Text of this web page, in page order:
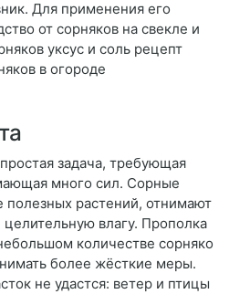
Для применения его
от сорняков на свекле и
уксус и соль рецепт
в огороде
задача, требующая
много сил. Сорные
полезных растений, отнимают
влагу. Прополка
количестве сорняко
более жёсткие меры.
не удастся: ветер и птицы